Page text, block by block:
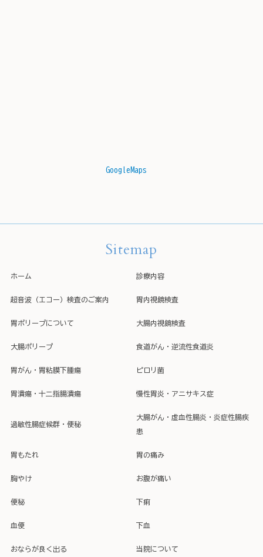
GoogleMaps
Sitemap
ホーム 診療内容
超音波（エコー）検査のご案内 胃内視鏡検査
胃ポリープについて 大腸内視鏡検査
大腸ポリープ 食道がん・逆流性食道炎
胃がん・胃粘膜下腫瘍 ピロリ菌
胃潰瘍・十二指腸潰瘍 慢性胃炎・アニサキス症
過敏性腸症候群・便秘
大腸がん・虚血性腸炎・炎症性腸疾
患
胃もたれ 胃の痛み
胸やけ お腹が痛い
便秘 下痢
血便 下血
おならが良く出る 当院について